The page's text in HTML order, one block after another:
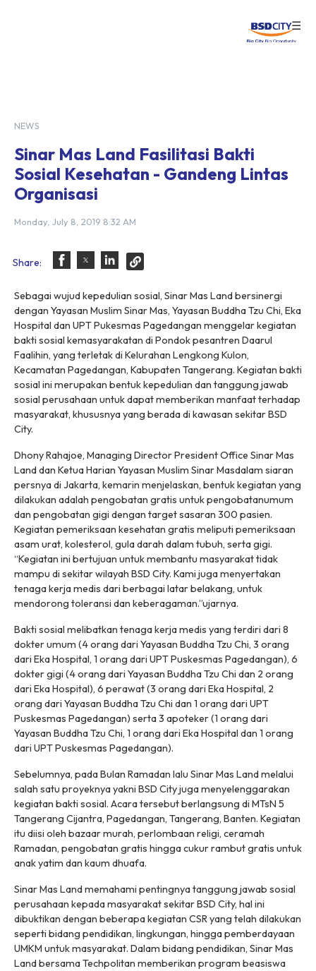
☰
NEWS
Sinar Mas Land Fasilitasi Bakti
Sosial Kesehatan - Gandeng Lintas
Organisasi
Monday, July 8, 2019 8:32 AM
Share:
Sebagai wujud kepedulian sosial, Sinar Mas Land bersinergi
dengan Yayasan Muslim Sinar Mas, Yayasan Buddha Tzu Chi, Eka
Hospital dan UPT Pukesmas Pagedangan menggelar kegiatan
bakti sosial kemasyarakatan di Pondok pesantren Daarul
Faalihin, yang terletak di Kelurahan Lengkong Kulon,
Kecamatan Pagedangan, Kabupaten Tangerang. Kegiatan bakti
sosial ini merupakan bentuk kepedulian dan tanggung jawab
sosial perusahaan untuk dapat memberikan manfaat terhadap
masyarakat, khususnya yang berada di kawasan sekitar BSD
City.
Dhony Rahajoe, Managing Director President Office Sinar Mas
Land dan Ketua Harian Yayasan Muslim Sinar Masdalam siaran
persnya di Jakarta, kemarin menjelaskan, bentuk kegiatan yang
dilakukan adalah pengobatan gratis untuk pengobatanumum
dan pengobatan gigi dengan target sasaran 300 pasien.
Kegiatan pemeriksaan kesehatan gratis meliputi pemeriksaan
asam urat, kolesterol, gula darah dalam tubuh, serta gigi.
“Kegiatan ini bertujuan untuk membantu masyarakat tidak
mampu di sekitar wilayah BSD City. Kami juga menyertakan
tenaga kerja medis dari berbagai latar belakang, untuk
mendorong toleransi dan keberagaman.”ujarnya.
Bakti sosial melibatkan tenaga kerja medis yang terdiri dari 8
dokter umum (4 orang dari Yayasan Buddha Tzu Chi, 3 orang
dari Eka Hospital, 1 orang dari UPT Puskesmas Pagedangan), 6
dokter gigi (4 orang dari Yayasan Buddha Tzu Chi dan 2 orang
dari Eka Hospital), 6 perawat (3 orang dari Eka Hospital, 2
orang dari Yayasan Buddha Tzu Chi dan 1 orang dari UPT
Puskesmas Pagedangan) serta 3 apoteker (1 orang dari
Yayasan Buddha Tzu Chi, 1 orang dari Eka Hospital dan 1 orang
dari UPT Puskesmas Pagedangan).
Sebelumnya, pada Bulan Ramadan lalu Sinar Mas Land melalui
salah satu proyeknya yakni BSD City juga menyelenggarakan
kegiatan bakti sosial. Acara tersebut berlangsung di MTsN 5
Tangerang Cijantra, Pagedangan, Tangerang, Banten. Kegiatan
itu diisi oleh bazaar murah, perlombaan religi, ceramah
Ramadan, pengobatan gratis hingga cukur rambut gratis untuk
anak yatim dan kaum dhuafa.
Sinar Mas Land memahami pentingnya tanggung jawab sosial
perusahaan kepada masyarakat sekitar BSD City, hal ini
dibuktikan dengan beberapa kegiatan CSR yang telah dilakukan
seperti bidang pendidikan, lingkungan, hingga pemberdayaan
UMKM untuk masyarakat. Dalam bidang pendidikan, Sinar Mas
Land bersama Techpolitan memberikan program beasiswa